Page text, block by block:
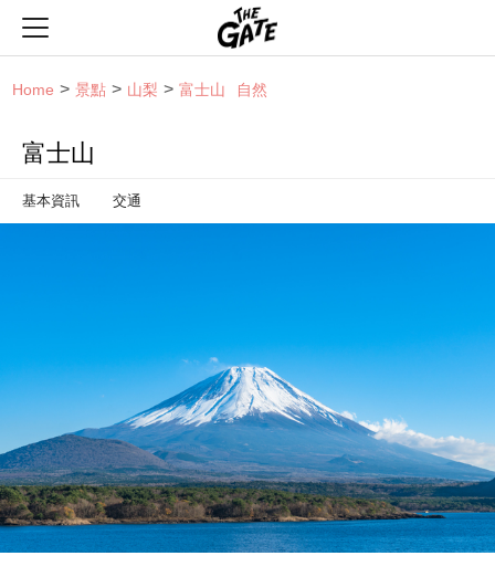
Home 景點 山梨 富士山 自然
富士山
基本資訊 交通